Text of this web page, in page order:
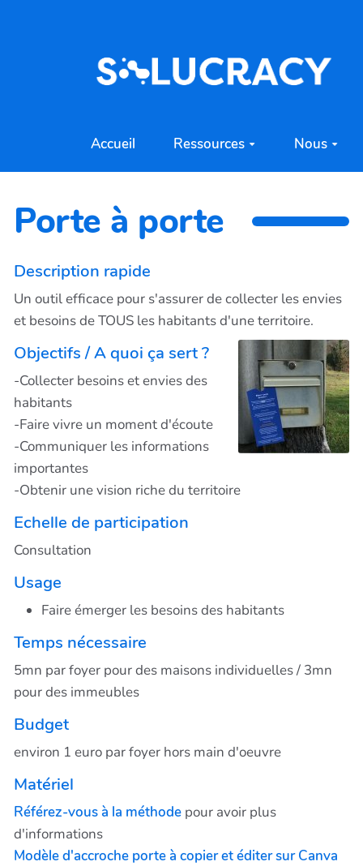
Accueil Ressources Nous
Porte à porte
Description rapide
Un outil efficace pour s'assurer de collecter les envies
et besoins de TOUS les habitants d'une territoire.
Objectifs / A quoi ça sert ?
-Collecter besoins et envies des
habitants
-Faire vivre un moment d'écoute
-Communiquer les informations
importantes
-Obtenir une vision riche du territoire
Echelle de participation
Consultation
Usage
Faire émerger les besoins des habitants
Temps nécessaire
5mn par foyer pour des maisons individuelles / 3mn
pour des immeubles
Budget
environ 1 euro par foyer hors main d'oeuvre
Matériel
Référez-vous à la méthode pour avoir plus
d'informations
Modèle d'accroche porte à copier et éditer sur Canva